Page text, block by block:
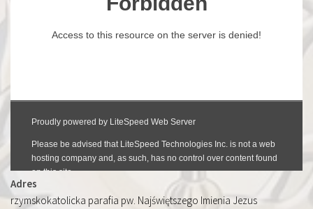
Adres
rzymskokatolicka parafia pw. Najświętszego Imienia Jezus